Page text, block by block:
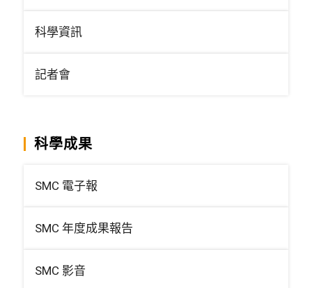
科學資訊
記者會
科學成果
SMC 電子報
SMC 年度成果報告
SMC 影音